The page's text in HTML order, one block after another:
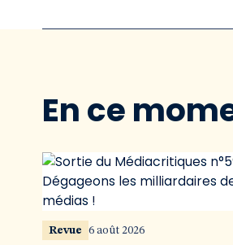
En ce
Revue 6 août 2026